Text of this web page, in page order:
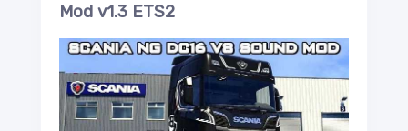
Mod v1.3 ETS2